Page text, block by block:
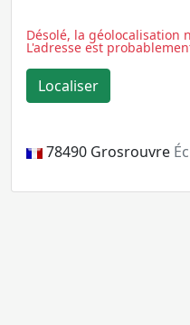
Désolé, la géolocalisation
L'adresse est
78490 Grosrouvre